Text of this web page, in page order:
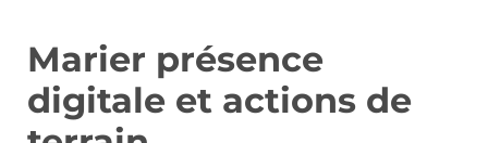
Marier présence
digitale et actions de